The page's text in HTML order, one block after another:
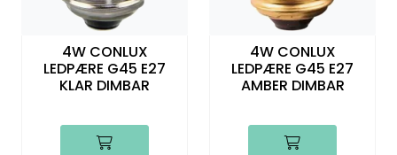
4W CONLUX
LEDPÆRE G45 E27
KLAR DIMBAR
4W CONLUX
LEDPÆRE G45 E27
AMBER DIMBAR